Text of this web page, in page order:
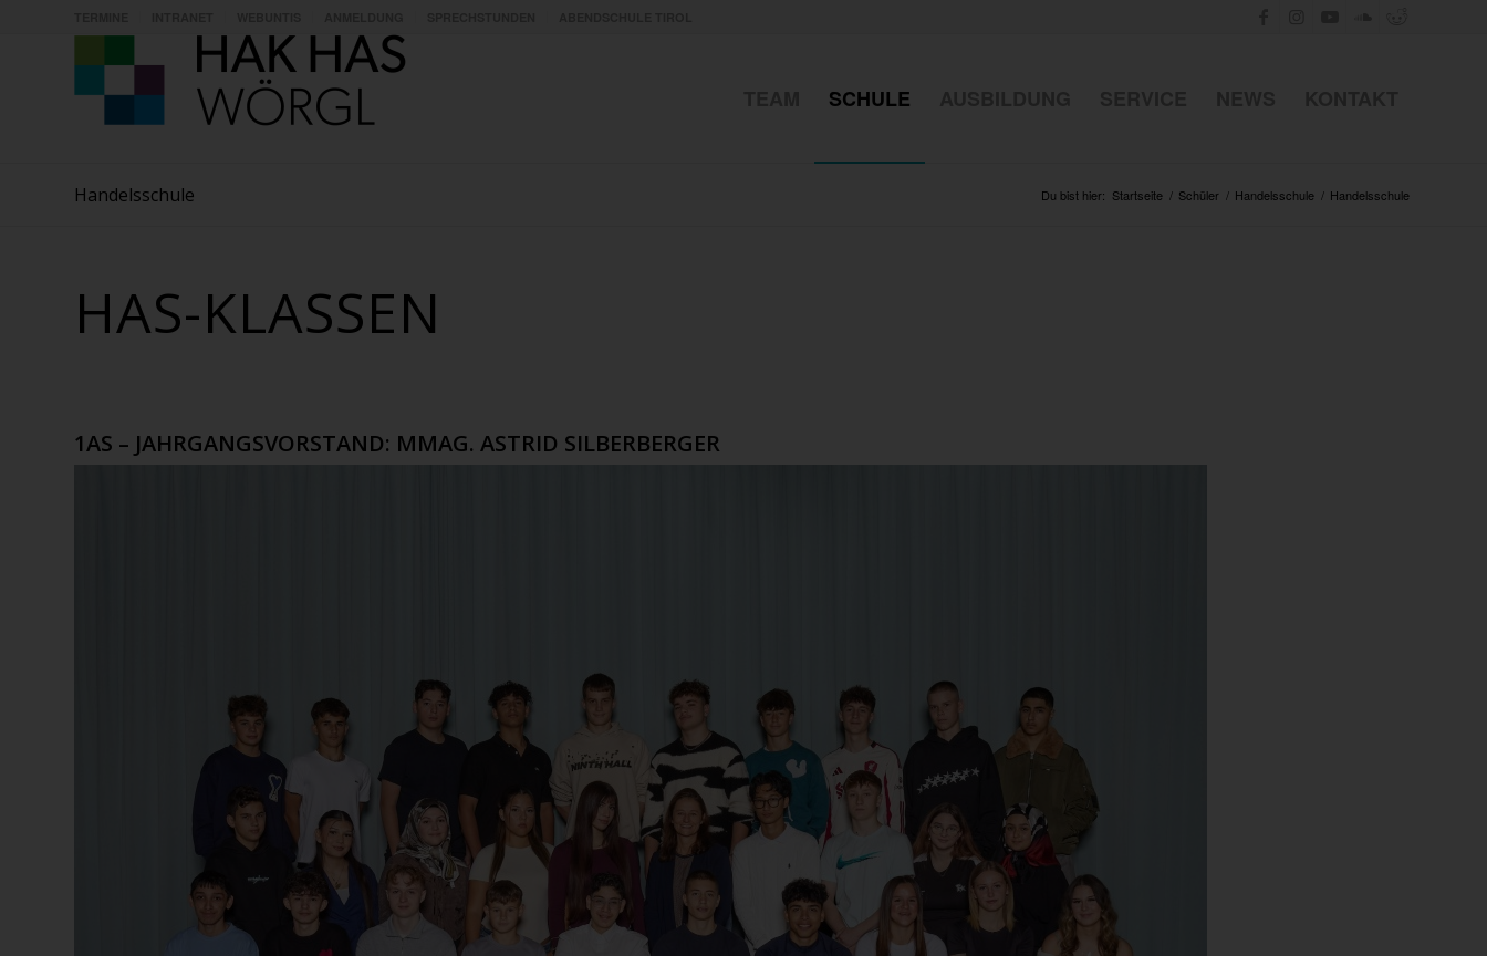
SCHULE
Handelsschule Du bist hier: Startseite / Schüler / Handelsschule / Handelsschule
HAS-KLASSEN
1AS – JAHRGANGSVORSTAND: MMAG. ASTRID SILBERBERGER